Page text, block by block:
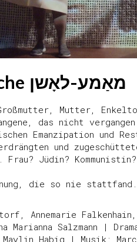
Muttersprache מאַמע-לאָשן
Mutter,
das nicht
Emanzipation und
und
Jüdin?
die so nie
Annemarie
Marianna Salzmann |
Maylin Habig | Musik: